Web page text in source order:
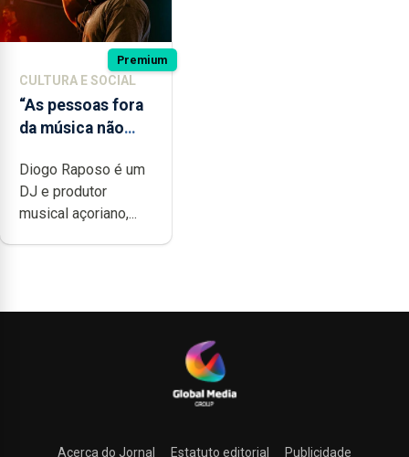
Premium
CULTURA E SOCIAL
“As pessoas fora
da música não
quão difícil é
produzir uma
música”
Diogo Raposo é um
DJ e produtor
musical açoriano,...
Acerca do Jornal Estatuto editorial Publicidade